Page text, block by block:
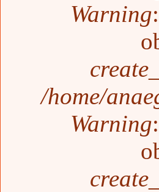
Warning
/home/
Warning